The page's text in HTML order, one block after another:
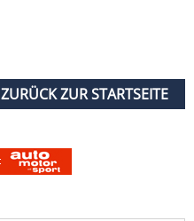
ZURÜCK ZUR STARTSEITE